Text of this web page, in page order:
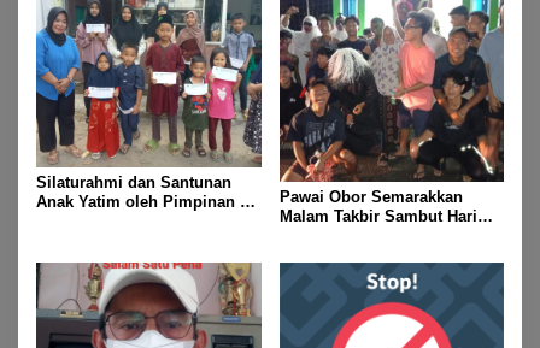
Silaturahmi dan Santunan
Anak Yatim oleh Pimpinan PT
Pawai Obor Semarakkan
Malam Takbir Sambut Hari
Asam, Kecamatan Banjit